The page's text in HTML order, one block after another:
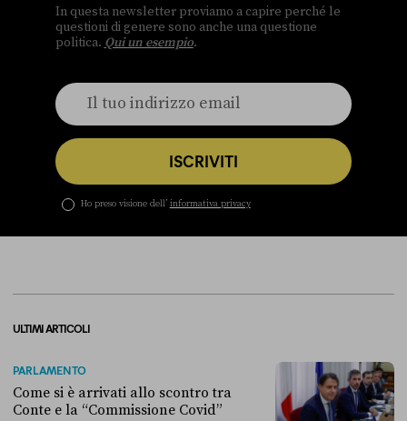
In questa newsletter proviamo a capire perché le
questioni di genere sono anche una questione
politica. Qui un esempio.
ISCRIVITI
Ho preso visione dell’ informativa privacy
ULTIMI ARTICOLI
PARLAMENTO
Come si è arrivati allo scontro tra
Conte e la “Commissione Covid”